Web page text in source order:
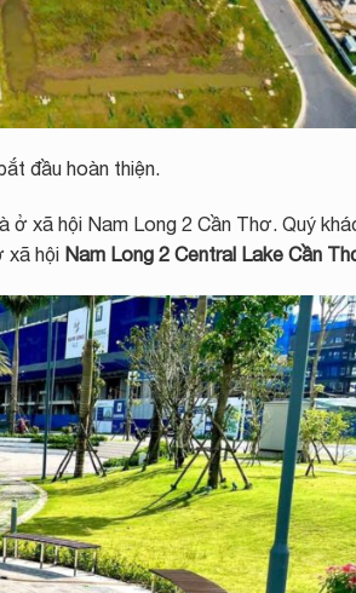
đầu hoàn thiện.
ở xã hội Nam Long 2 Cần Thơ. Quý
xã hội Nam Long 2 Central Lake Cần